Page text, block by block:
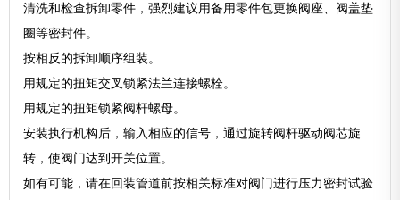
清洗和检查拆卸零件，强烈建议用备用零件包更换阀座、阀盖垫
圈等密封件。
按相反的拆卸顺序组装。
用规定的扭矩交叉锁紧法兰连接螺栓。
用规定的扭矩锁紧阀杆螺母。
安装执行机构后，输入相应的信号，通过旋转阀杆驱动阀芯旋
转，使阀门达到开关位置。
如有可能，请在回装管道前按相关标准对阀门进行压力密封试验